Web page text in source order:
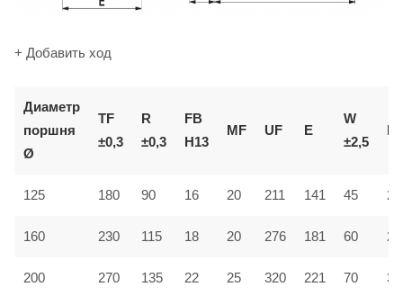
+ Добавить ход
Диаметр
поршня
Ø
TF
±0,3
R
±0,3
FB
H13
MF UF E
W
±2,5
125 180 90 16 20 211 141 45
160 230 115 18 20 276 181 60
200 270 135 22 25 320 221 70